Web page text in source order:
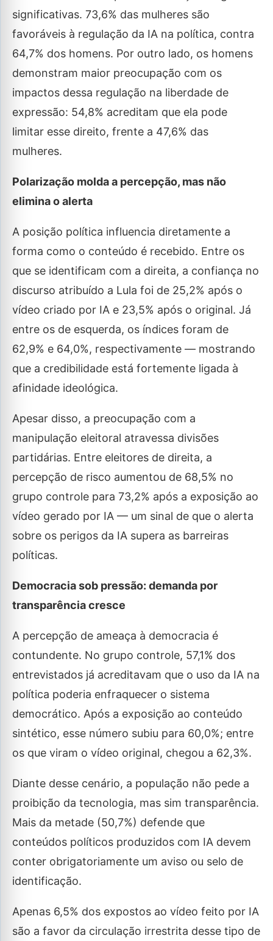
significativas. 73,6% das mulheres são
favoráveis à regulação da IA na política, contra
64,7% dos homens. Por outro lado, os homens
demonstram maior preocupação com os
impactos dessa regulação na liberdade de
expressão: 54,8% acreditam que ela pode
limitar esse direito, frente a 47,6% das
mulheres.
Polarização molda a percepção, mas não
elimina o alerta
A posição política influencia diretamente a
forma como o conteúdo é recebido. Entre os
que se identificam com a direita, a confiança no
discurso atribuído a Lula foi de 25,2% após o
vídeo criado por IA e 23,5% após o original. Já
entre os de esquerda, os índices foram de
62,9% e 64,0%, respectivamente — mostrando
que a credibilidade está fortemente ligada à
afinidade ideológica.
Apesar disso, a preocupação com a
manipulação eleitoral atravessa divisões
partidárias. Entre eleitores de direita, a
percepção de risco aumentou de 68,5% no
grupo controle para 73,2% após a exposição ao
vídeo gerado por IA — um sinal de que o alerta
sobre os perigos da IA supera as barreiras
políticas.
Democracia sob pressão: demanda por
transparência cresce
A percepção de ameaça à democracia é
contundente. No grupo controle, 57,1% dos
entrevistados já acreditavam que o uso da IA na
política poderia enfraquecer o sistema
democrático. Após a exposição ao conteúdo
sintético, esse número subiu para 60,0%; entre
os que viram o vídeo original, chegou a 62,3%.
Diante desse cenário, a população não pede a
proibição da tecnologia, mas sim transparência.
Mais da metade (50,7%) defende que
conteúdos políticos produzidos com IA devem
conter obrigatoriamente um aviso ou selo de
identificação.
Apenas 6,5% dos expostos ao vídeo feito por IA
são a favor da circulação irrestrita desse tipo de